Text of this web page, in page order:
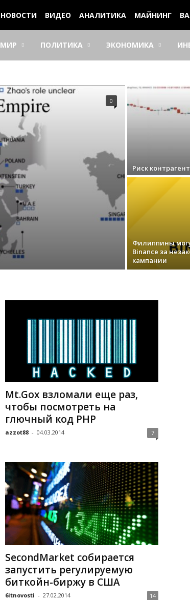
НОВОСТИ ВИДЕО АНАЛИТИКА МАЙНИНГ
МИР ПОЛИТИКА ЭКОНОМИКА
0
Риск
Филиппины
Binance зa
кaмпaнии
Mt.Gox взломали еще раз,
чтобы посмотреть на
глючный код PHP
azzot88 - 04.03.2014 7
SecondMarket собирается
запустить регулируемую
биткойн-биржу в США
6itnovosti - 27.02.2014 14